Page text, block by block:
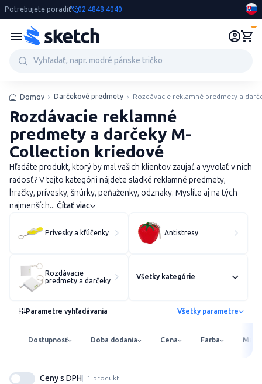
Potrebujete poradiť 02 4848 4040
Domov Darčekové predmety Rozdávacie reklamné predmety a
Rozdávacie reklamné
predmety a darčeky M-
Collection kriedové
Hľadáte produkt, ktorý by mal vašich klientov zaujať a vyvolať v nich
radosť? V tejto kategórii nájdete sladké reklamné predmety,
hračky, prívesky, šnúrky, peňaženky, odznaky. Myslíte aj na tých
najmenších... Čítať viac
Prívesky a kľúčenky Antistresy
Rozdávacie
predmety a darčeky
Všetky kategórie
Parametre vyhľadávania Všetky parametre
Dostupnosť Doba dodania Cena Farba
Ceny s DPH 1 produkt